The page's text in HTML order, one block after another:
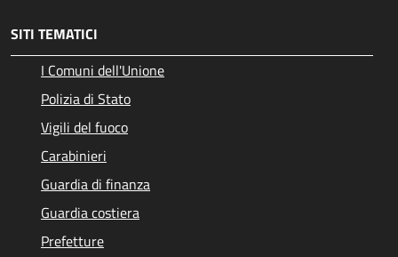
SITI TEMATICI
I Comuni dell'Unione
Polizia di Stato
Vigili del fuoco
Carabinieri
Guardia di finanza
Guardia costiera
Prefetture